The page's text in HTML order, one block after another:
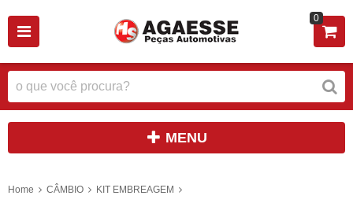
0
MENU
Home CÂMBIO
KIT EMBREAGEM